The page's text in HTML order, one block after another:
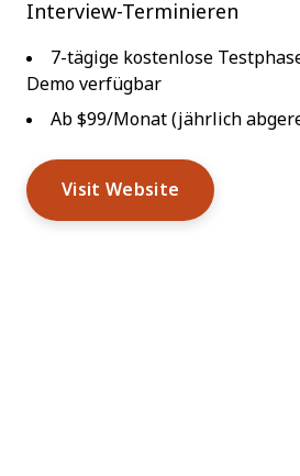
Interview-Terminieren
7-tägige kostenlose
Demo verfügbar
Ab $99/Monat (jährlich
Visit Website